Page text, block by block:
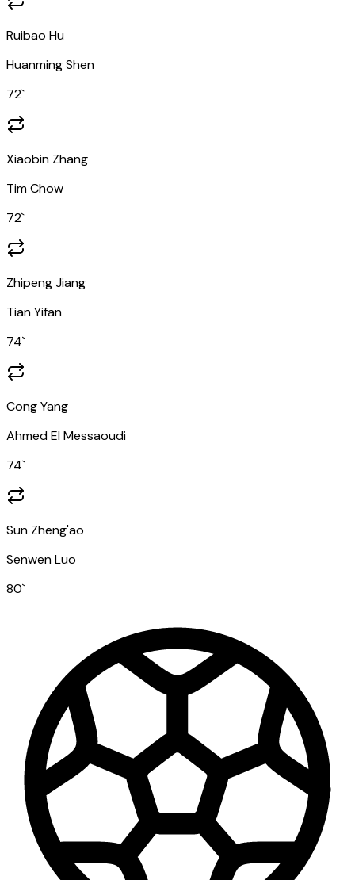
Ruibao Hu
Huanming Shen
72`
Xiaobin Zhang
Tim Chow
72`
Zhipeng Jiang
Tian Yifan
74`
Cong Yang
Ahmed El Messaoudi
74`
Sun Zheng'ao
Senwen Luo
80`